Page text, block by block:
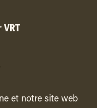
VRT
et notre site web